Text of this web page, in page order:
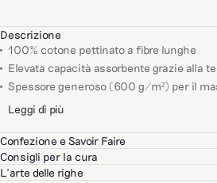
Descrizione
100% cotone pettinato a fibre lunghe
Elevata capacità assorbente grazie alla
Spessore generoso (600 g/m²) per il
Leggi di più
Confezione e Savoir Faire
Selezioniamo con rigore ciascuno dei
know-how, alla qualità dei loro prodotti e a
Consigli per la cura
Lavare a 40°C, evitando l'ammorbidente.
L’arte delle righe